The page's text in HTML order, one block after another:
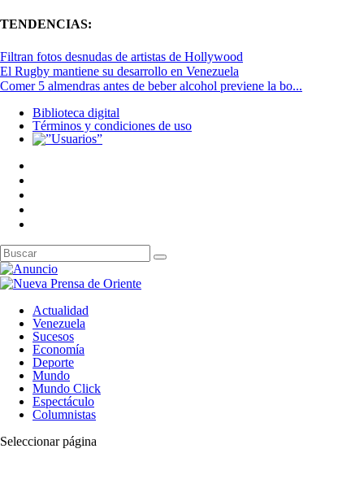
TENDENCIAS:
Filtran fotos desnudas de artistas de Hollywood
El Rugby mantiene su desarrollo en Venezuela
Comer 5 almendras antes de beber alcohol previene la bo...
Biblioteca digital
Términos y condiciones de uso
Actualidad
Venezuela
Sucesos
Economía
Deporte
Mundo
Mundo Click
Espectáculo
Columnistas
Seleccionar página